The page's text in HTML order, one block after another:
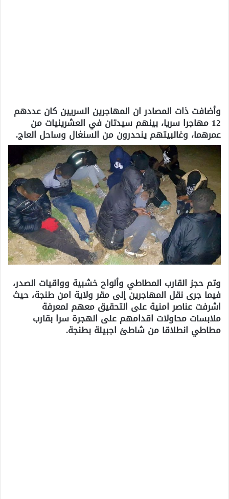
وأضافت ذات المصادر ان المهاجرين السريين كان عددهم
12 مهاجرا سريا، بينهم سيدتان في العشرينيات من
عمرهما، وغالبيتهم ينحدرون من السنغال وساحل العاج.
وتم حجز القارب المطاطي وألواح خشبية وواقيات الصدر،
فيما جرى نقل المهاجرين إلى مقر ولاية امن طنجة، حيث
اشرفت عناصر امنية على التحقيق معهم لمعرفة
ملابسات محاولات اقدامهم على الهجرة سرا بقارب
مطاطي انطلاقا من شاطئ اجبيلة بطنجة.